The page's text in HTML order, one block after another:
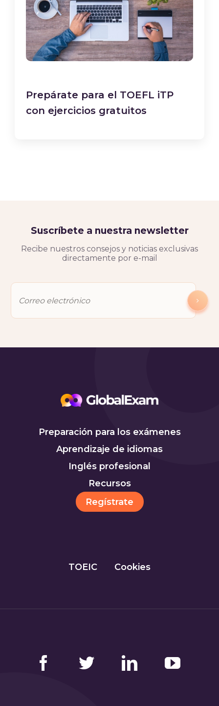
Prepárate para el TOEFL iTP
con ejercicios gratuitos
Suscríbete a nuestra newsletter
Recibe nuestros consejos y noticias exclusivas
directamente por e-mail
Preparación para los exámenes
Aprendizaje de idiomas
Inglés profesional
Recursos
Regístrate
TOEIC Cookies